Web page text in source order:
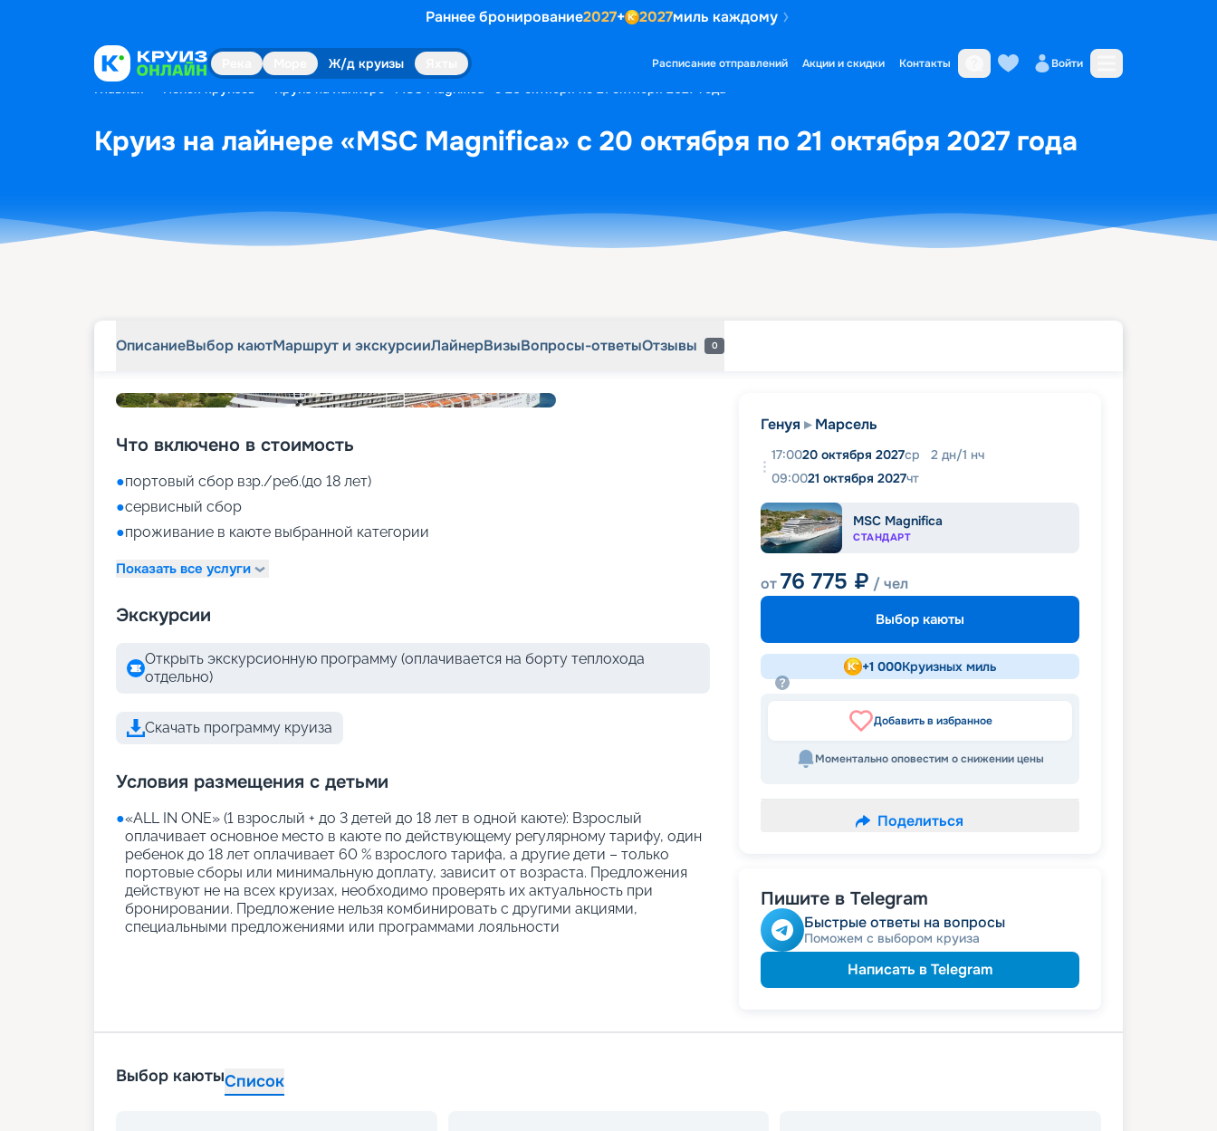
Раннее бронирование2027+ 2027миль каждому
Ж/д круизы Расписание отправлений Акции и скидки Контакты Войти
Главная Поиск круизов Круиз на лайнере «MSC Magnifica» с 20 октября по 21 октября 2027 года
Круиз на лайнере «MSC Magnifica» с 20 октября по 21 октября 2027 года
ОписаниеВыбор каютМаршрут и экскурсииЛайнерВизыВопросы-ответыОтзывы 0
Что включено в стоимость
●портовый сбор взр./реб.(до 18 лет)
●сервисный сбор
●проживание в каюте выбранной категории
Показать все услуги
Экскурсии
Открыть экскурсионную программу (оплачивается на борту теплохода
отдельно)
Скачать программу круиза
Условия размещения с детьми
●«АLL IN ONE» (1 взрослый + до 3 детей до 18 лет в одной каюте): Взрослый
оплачивает основное место в каюте по действующему регулярному тарифу, один
ребенок до 18 лет оплачивает 60 % взрослого тарифа, а другие дети – только
портовые сборы или минимальную доплату, зависит от возраста. Предложения
действуют не на всех круизах, необходимо проверять их актуальность при
бронировании. Предложение нельзя комбинировать с другими акциями,
специальными предложениями или программами лояльности
Генуя Марсель
17:0020 октября 2027ср 2 дн/1 нч
09:0021 октября 2027чт
MSC Magnifica
СТАНДАРТ
от76 775 ₽ / чел
Выбор каюты
+1 000Круизных миль
Добавить в избранное
Моментально оповестим о снижении цены
Поделиться
Пишите в Telegram
Быстрые ответы на вопросы
Поможем с выбором круиза
Написать в Telegram
Выбор каютыСписок